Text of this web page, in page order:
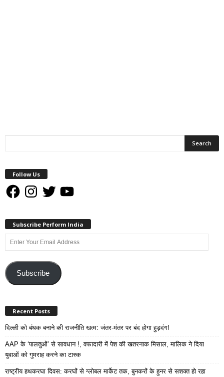
Follow Us
FacebookInstagram
Twitter YouTube
Subscribe Perform India
Enter
Your
AddressSubscribe
Recent Posts
दिल्ली को बंधक बनाने की राजनीति खत्म: जंतर-मंतर पर बंद होगा हुड़दंग!
AAP के ‘पालतुओं’ से सावधान !, वफादारी में पेश की खतरनाक मिसाल, मालिक ने दिया
युवाओं को गुमराह करने का टास्क
राष्ट्रीय हथकरघा दिवस: करघों से ग्लोबल मार्केट तक, बुनकरों के हुनर से सशक्त हो रहा